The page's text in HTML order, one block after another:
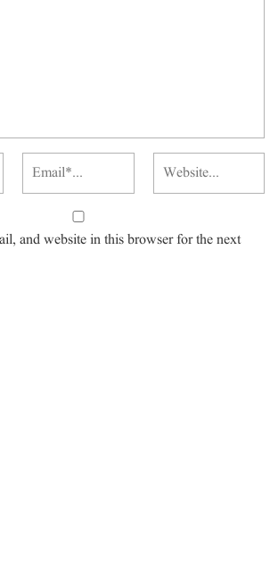
and website in this browser for the next